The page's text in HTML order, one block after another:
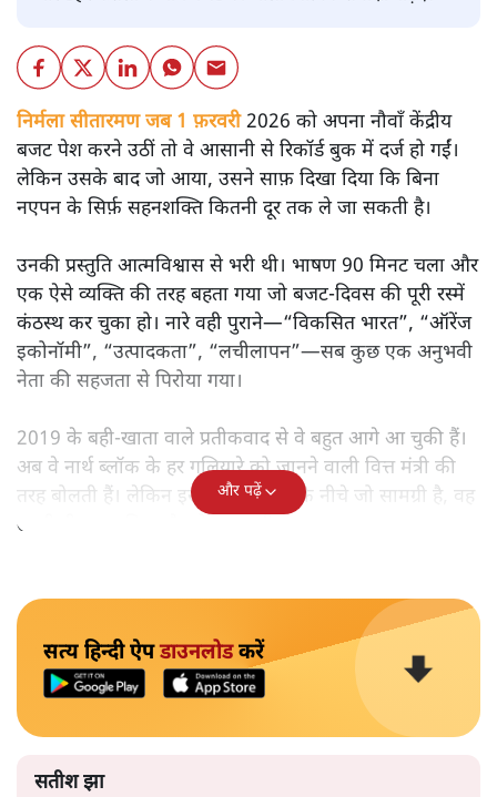
निर्मला सीतारमण जब 1 फ़रवरी2026 को अपना नौवाँ केंद्रीय
बजट पेश करने उठीं तो वे आसानी से रिकॉर्ड बुक में दर्ज हो गईं।
लेकिन उसके बाद जो आया, उसने साफ़ दिखा दिया कि बिना
नएपन के सिर्फ़ सहनशक्ति कितनी दूर तक ले जा सकती है।
उनकी प्रस्तुति आत्मविश्वास से भरी थी। भाषण 90 मिनट चला और
एक ऐसे व्यक्ति की तरह बहता गया जो बजट‑दिवस की पूरी रस्में
कंठस्थ कर चुका हो। नारे वही पुराने—“विकसित भारत”, “ऑरेंज
इकोनॉमी”, “उत्पादकता”, “लचीलापन”—सब कुछ एक अनुभवी
नेता की सहजता से पिरोया गया।
2019 के बही‑खाता वाले प्रतीकवाद से वे बहुत आगे आ चुकी हैं।
अब वे नार्थ ब्लॉक के हर गलियारे को जानने वाली वित्त मंत्री की
तरह बोलती हैं। लेकिन इस आत्मविश्वास के नीचे जो सामग्री है, वह
उतनी ही अनुमानित और दोहराव भरी।
और पढ़ें
सत्य हिन्दी ऐपडाउनलोडकरें
सतीश झा